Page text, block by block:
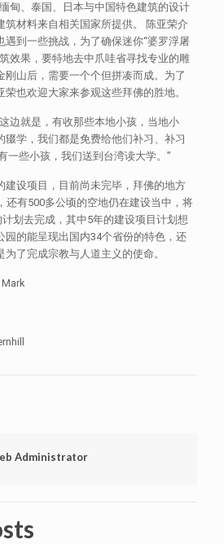
甸、泰国、日本与中国特色建筑的设计
筑材料来自相关国家所提供。 陈亚荣介
遇到一些挑战，为了确保迷你“婆罗浮屠
效果，要特地去中爪哇省寻找专业的雕
刚山后，需要一个个但拼凑而成。为了
也欢迎大家来参观这些拜佛的胜地。
边就是，有收那些本地小孩，当地小
辍学，我们都是免费给他们补习、补习
一些小孩，我们送到台湾读大学。”
建设项目，目前尚未完毕，拜佛的地方
还有500多公顷的空地仍在建设当中，将
划去完成，其中5年的建设项目计划想
园的能呈现出国内34个省份的特色，还
了完成宗教与人道主义的使命。
Administrator